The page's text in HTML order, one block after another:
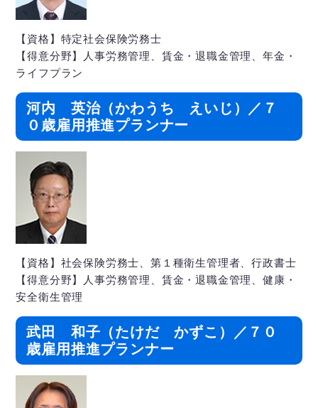
【資格】特定社会保険労務士
【得意分野】人事労務管理、賃金・退職金管理、年金・
ライフプラン
河内 英治（かわうち えいじ）／７
０歳雇用推進プランナー
【資格】社会保険労務士、第１種衛生管理者、行政書士
【得意分野】人事労務管理、賃金・退職金管理、健康・
安全衛生管理
武田 和子（たけだ かずこ）／７０
歳雇用推進プランナー